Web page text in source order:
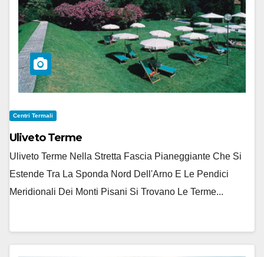
Centri Termali
Uliveto Terme
Uliveto Terme Nella Stretta Fascia Pianeggiante Che Si
Estende Tra La Sponda Nord Dell'Arno E Le Pendici
Meridionali Dei Monti Pisani Si Trovano Le Terme...